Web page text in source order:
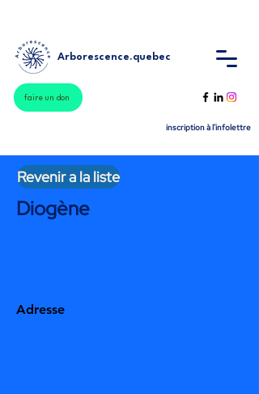
Arborescence.quebec
faire un don
inscription à l'infolettre
Revenir a la liste
Diogène
Adresse